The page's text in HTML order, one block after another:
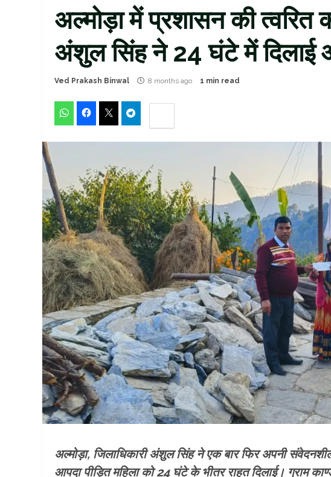
अल्मोड़ा में प्रशासन की त्वरित
अंशुल सिंह ने 24 घंटे में दिलाई
Ved Prakash Binwal 8 months ago 1 min read
अल्मोड़ा, जिलाधिकारी अंशुल सिंह ने एक बार फिर अपनी
आपदा पीड़ित महिला को 24 घंटे के भीतर राहत दिलाई। ग्राम